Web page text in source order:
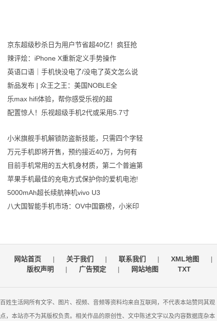
京东超级秒杀日为用户节省超40亿！疯狂抢
辣评烩：iPhone X重新定义手势操作
英语口语｜手机快没电了/没电了英文怎么说
新品发布 | 众王之王：美国NOBLE全
乐max hifi体验，帮你感受乐视的超
配置惊人！乐视超级手机2代或采用5.7寸
小米旗舰手机解锁防盗新技能，只需四个字轻
万元手机即将开售，预约接近40万，为何有
目前手机常用的五大机身材质，第二个普遍第
苹果手机最佳的充电方式保护你的爱机电池!
5000mAh超长续航神机vivo U3
八大国智能手机市场：OV中国霸榜，小米印
网站首页 | 关于我们 | 联系我们 | XML地图
|
版权声明
| 广告预定 | 网站地图 TXT
百姓生活网所有文字、图片、视频、音频等资料均来自互联网，不代表本站赞同其观
点，本站亦不为其版权负责。相关作品的原创性、文中陈述文字以及内容数据庞杂本